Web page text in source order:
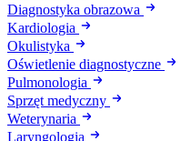
Diagnostyka obrazowa
Kardiologia
Okulistyka
Oświetlenie diagnostyczne
Pulmonologia
Sprzęt medyczny
Weterynaria
Laryngologia